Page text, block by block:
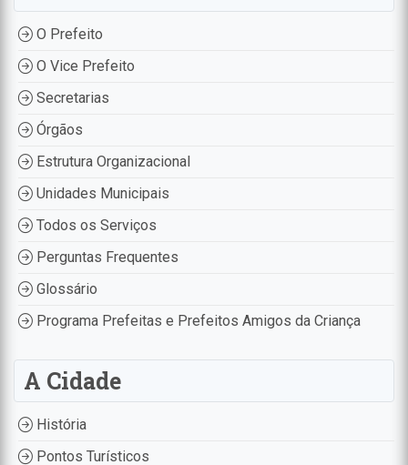
O Prefeito
O Vice Prefeito
Secretarias
Órgãos
Estrutura Organizacional
Unidades Municipais
Todos os Serviços
Perguntas Frequentes
Glossário
Programa Prefeitas e Prefeitos Amigos da Criança
A Cidade
História
Pontos Turísticos